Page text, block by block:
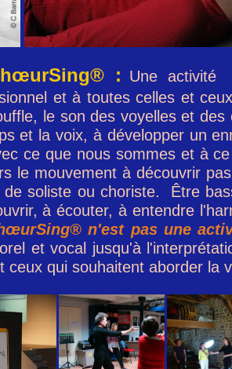
: Une activité
et à toutes celles et
le son des voyelles et
et la voix, à développer un
ce que nous sommes et à
le mouvement à découvrir
soliste ou choriste. Être
à écouter, à entendre
n'est pas une
et vocal jusqu'à
ceux qui souhaitent aborder la